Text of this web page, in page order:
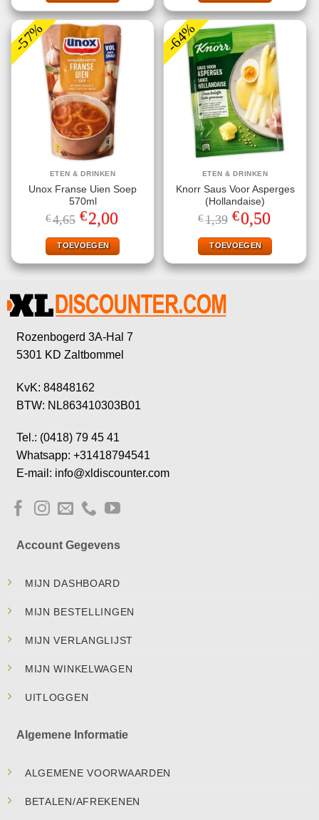
-57%
ETEN & DRINKEN
Unox Franse Uien Soep
570ml
€4,65 Oorspronkelijke
prijs
was:
€4,65.
€2,00
is:
€2,00.
TOEVOEGEN
-64%
ETEN & DRINKEN
Knorr Saus Voor Asperges
(Hollandaise)
€1,39 Oorspronkelijke
prijs
was:
€1,39.
€0,50
is:
€0,50.
TOEVOEGEN
Rozenbogerd 3A-Hal 7
5301 KD Zaltbommel
KvK: 84848162
BTW: NL863410303B01
Tel.: (0418) 79 45 41
Whatsapp: +31418794541
E-mail: info@xldiscounter.com
Account Gegevens
MIJN DASHBOARD
MIJN BESTELLINGEN
MIJN VERLANGLIJST
MIJN WINKELWAGEN
UITLOGGEN
Algemene Informatie
ALGEMENE VOORWAARDEN
BETALEN/AFREKENEN